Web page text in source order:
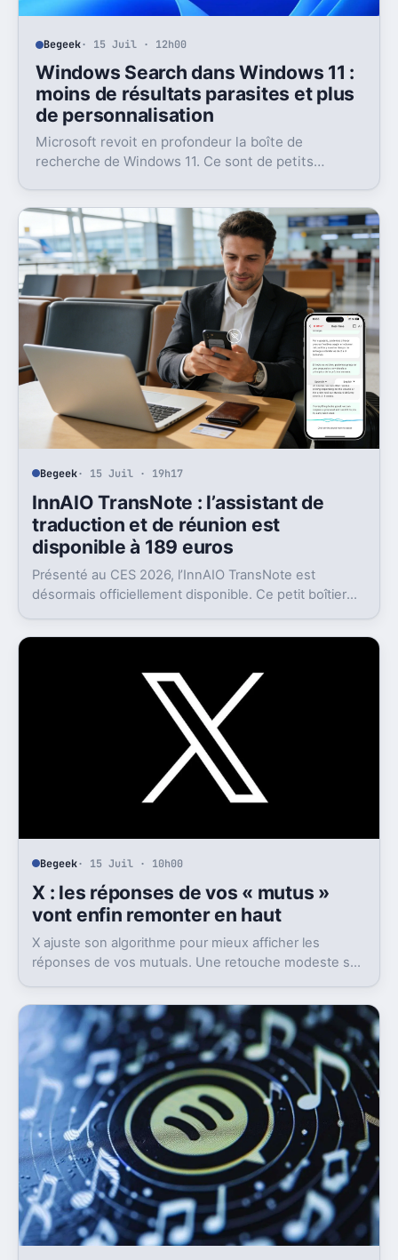
Begeek· 15 Juil · 12h00
Windows Search dans Windows 11 :
moins de résultats parasites et plus
de personnalisation
Microsoft revoit en profondeur la boîte de
recherche de Windows 11. Ce sont de petits
Begeek· 15 Juil · 19h17
InnAIO TransNote : l’assistant de
traduction et de réunion est
disponible à 189 euros
Présenté au CES 2026, l’InnAIO TransNote est
désormais officiellement disponible. Ce petit boîtier
enregistrement autonome, transcription et génération
Begeek· 15 Juil · 10h00
X : les réponses de vos « mutus »
vont enfin remonter en haut
X ajuste son algorithme pour mieux afficher les
réponses de vos mutuals. Une retouche modeste sur